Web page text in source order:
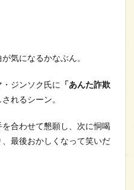
気になるかなぶん。
ジンソク氏に 「あんた詐欺
れるシーン。
合わせて懇願し、次に恫喝
最後おかしくなって笑いだ